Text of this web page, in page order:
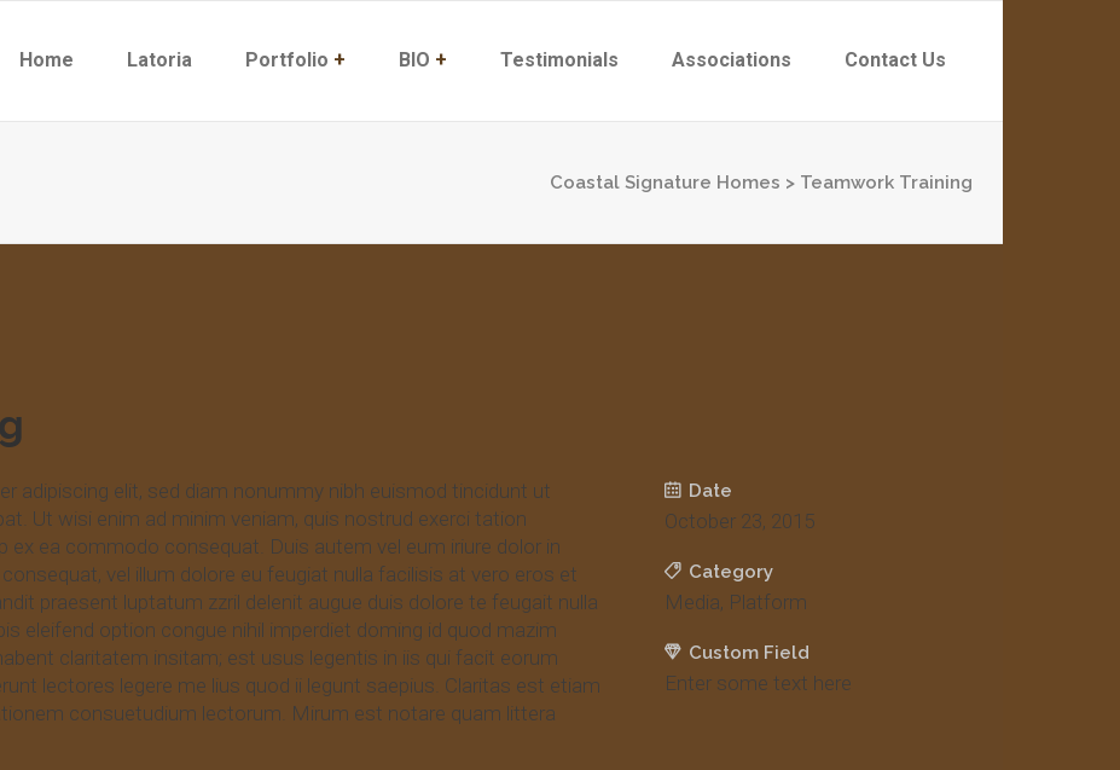
Home Latoria Portfolio + BIO + Testimonials Associations Contact Us
Coastal Signature Homes > Teamwork Training
adipiscing elit, sed diam nonummy nibh euismod tincidunt ut
Ut wisi enim ad minim veniam, quis nostrud exerci tation
ex ea commodo consequat. Duis autem vel eum iriure dolor in
vel illum dolore eu feugiat nulla facilisis at vero eros et
praesent luptatum zzril delenit augue duis dolore te feugait nulla
eleifend option congue nihil imperdiet doming id quod mazim
claritatem insitam; est usus legentis in iis qui facit eorum
lectores legere me lius quod ii legunt saepius. Claritas est etiam
consuetudium lectorum. Mirum est notare quam littera
Date
October 23, 2015
Category
Media, Platform
Custom Field
Enter some text here